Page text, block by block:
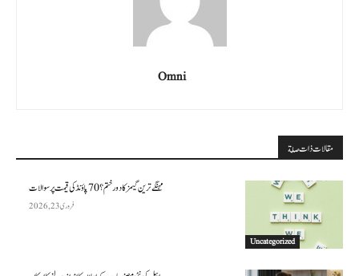
Omni
مقالات ذات صلة
Uncategorized
مہنگے ترین گیمز کا دور ختم؟ 70 پاؤنڈ کی قیمت پر سوالات
فروری 23, 2026